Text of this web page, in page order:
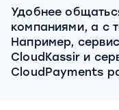
Удобнее
компаниями, а с
Например,
CloudKassir и
CloudPayments